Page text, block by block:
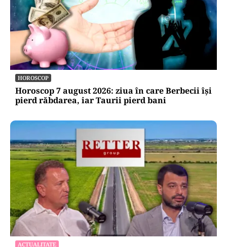
HOROSCOP
Horoscop 7 august 2026: ziua în care Berbecii își
pierd răbdarea, iar Taurii pierd bani
ACTUALITATE